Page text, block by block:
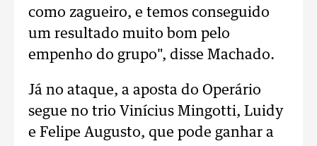
como zagueiro, e temos conseguido
um resultado muito bom pelo
empenho do grupo", disse Machado.
Já no ataque, a aposta do Operário
segue no trio Vinícius Mingotti, Luidy
e Felipe Augusto, que pode ganhar a